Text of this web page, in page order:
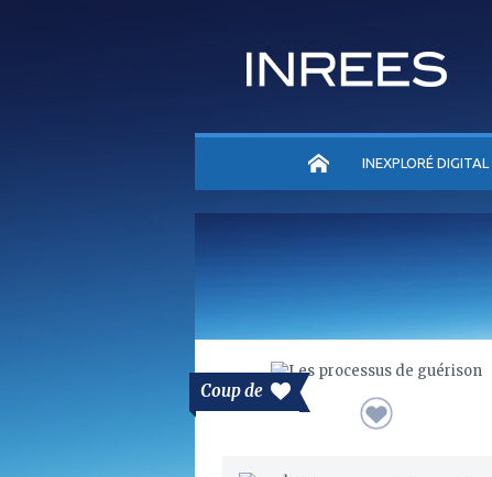
ACCUEILINEXPLORÉ DIGITAL
Coup de